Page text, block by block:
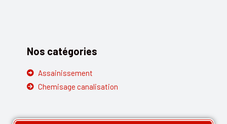
Nos catégories
Assainissement
Chemisage canalisation